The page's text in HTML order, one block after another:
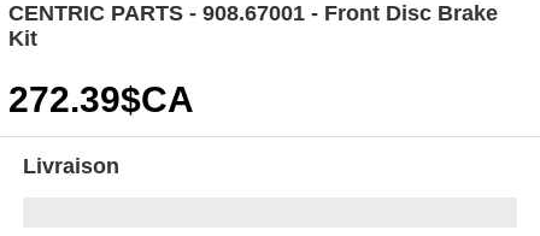
CENTRIC PARTS - 908.67001 - Front Disc Brake
Kit
272.39$CA
Livraison